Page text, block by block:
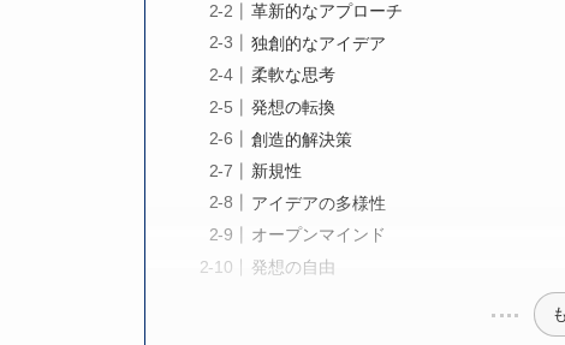
革新的なアプローチ
独創的なアイデア
柔軟な思考
発想の転換
創造的解決策
新規性
アイデアの多様性
オープンマインド
発想の自由